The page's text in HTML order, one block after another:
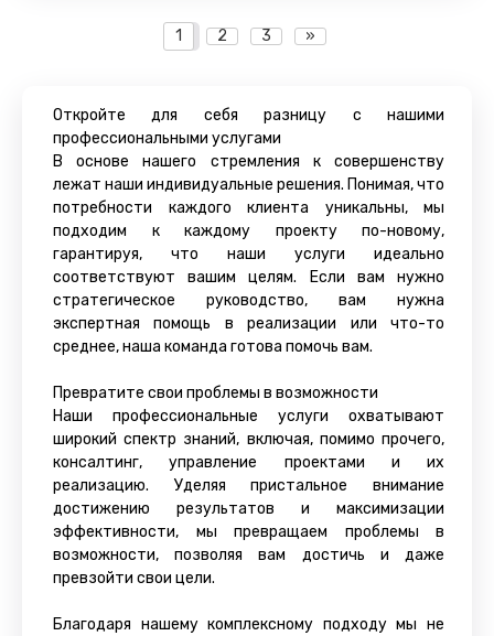
1 2 3 »
Откройте для себя разницу с нашими
профессиональными услугами
В основе нашего стремления к совершенству
лежат наши индивидуальные решения. Понимая, что
потребности каждого клиента уникальны, мы
подходим к каждому проекту по-новому,
гарантируя, что наши услуги идеально
соответствуют вашим целям. Если вам нужно
стратегическое руководство, вам нужна
экспертная помощь в реализации или что-то
среднее, наша команда готова помочь вам.
Превратите свои проблемы в возможности
Наши профессиональные услуги охватывают
широкий спектр знаний, включая, помимо прочего,
консалтинг, управление проектами и их
реализацию. Уделяя пристальное внимание
достижению результатов и максимизации
эффективности, мы превращаем проблемы в
возможности, позволяя вам достичь и даже
превзойти свои цели.
Благодаря нашему комплексному подходу мы не